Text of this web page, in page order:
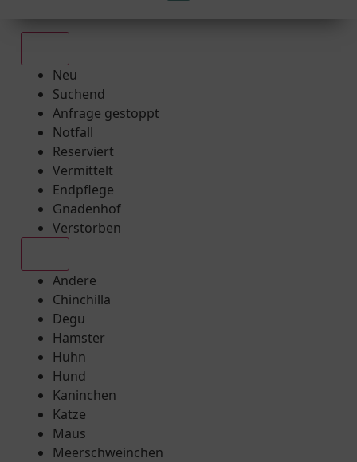
Neu
Suchend
Anfrage gestoppt
Notfall
Reserviert
Vermittelt
Endpflege
Gnadenhof
Verstorben
Andere
Chinchilla
Degu
Hamster
Huhn
Hund
Kaninchen
Katze
Maus
Meerschweinchen